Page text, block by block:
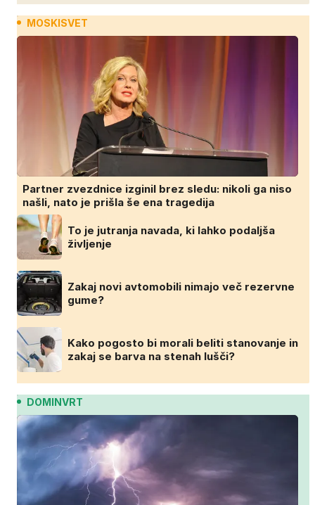
MOSKISVET
Partner zvezdnice izginil brez sledu: nikoli ga niso
našli, nato je prišla še ena tragedija
To je jutranja navada, ki lahko podaljša
življenje
Zakaj novi avtomobili nimajo več rezervne
gume?
Kako pogosto bi morali beliti stanovanje in
zakaj se barva na stenah lušči?
DOMINVRT